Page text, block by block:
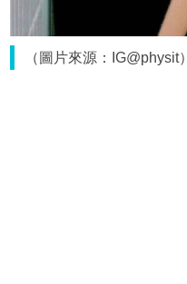
（圖片來源：IG@physit）